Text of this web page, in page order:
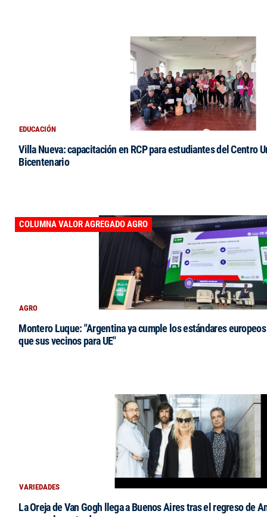
EDUCACIÓN
Villa Nueva: capacitación en RCP para estudiantes del Centro
Bicentenario
AGRO
COLUMNA VALOR AGREGADO AGRO
Montero Luque: "Argentina ya cumple los estándares
que sus vecinos para UE"
VARIEDADES
La Oreja de Van Gogh llega a Buenos Aires tras el regreso de